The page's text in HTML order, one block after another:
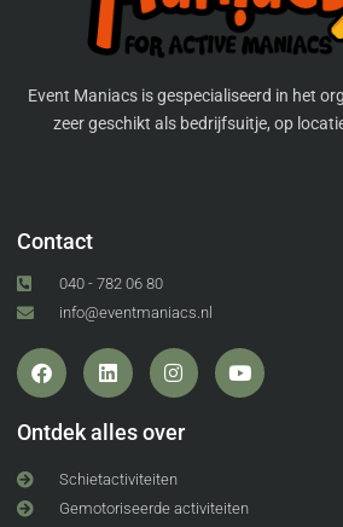
Event Maniacs is gespecialiseerd in het
zeer geschikt als bedrijfsuitje, op
Contact
040 - 782 06 80
info@eventmaniacs.nl
Ontdek alles over
Schietactiviteiten
Gemotoriseerde activiteiten